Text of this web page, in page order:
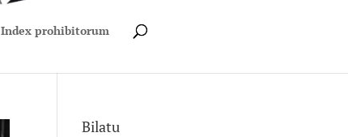
Index prohibitorum
Bilatu